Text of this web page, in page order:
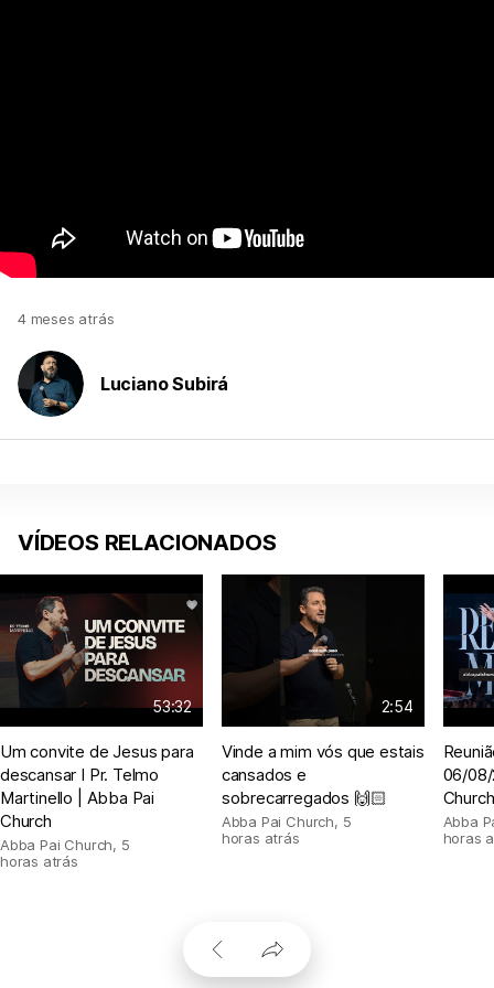
4 meses atrás
Luciano Subirá
VÍDEOS RELACIONADOS
53:32
Um convite de Jesus para
descansar I Pr. Telmo
Martinello | Abba Pai
Church
Abba Pai Church, 5
horas atrás
2:54
Vinde a mim vós que estais
cansados e
sobrecarregados 🙌🏻
Abba Pai Church, 5
horas atrás
06/
Church
Abba
horas